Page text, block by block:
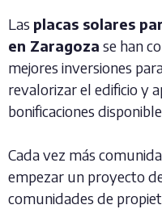
Las placas solares
en Zaragoza se han
mejores inversiones
revalorizar el edificio y
bonificaciones
Cada vez más
empezar un proyecto
comunidades de